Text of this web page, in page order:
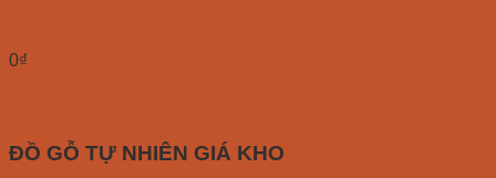
0₫
ĐỒ GỖ TỰ NHIÊN GIÁ KHO